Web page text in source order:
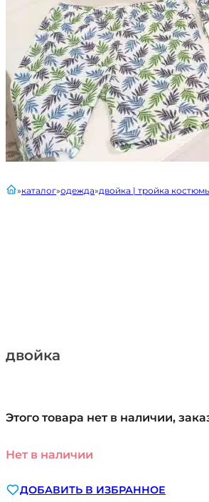
двойка
главнаякаталог одежда двойка | тройка
Этого товара нет в наличии,
Нет в наличии
ДОБАВИТЬ В ИЗБРАННОЕ